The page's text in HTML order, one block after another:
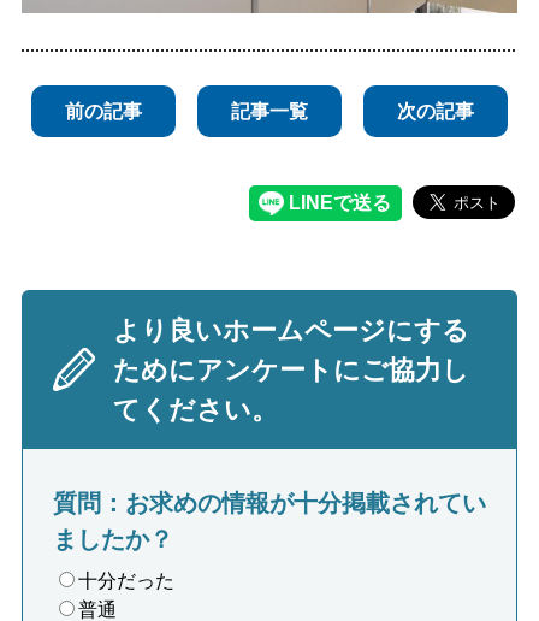
前の記事 記事一覧 次の記事
より良いホームページにする
ためにアンケートにご協力し
てください。
質問：お求めの情報が十分掲載されてい
ましたか？
十分だった
普通